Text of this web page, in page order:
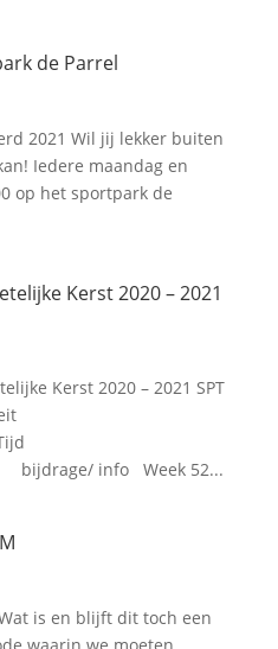
de Parrel
2021 Wil jij lekker buiten
Iedere maandag en
op het sportpark de
Kerst 2020 – 2021
Kerst 2020 – 2021 SPT
info Week 52...
Wat is en blijft dit toch een